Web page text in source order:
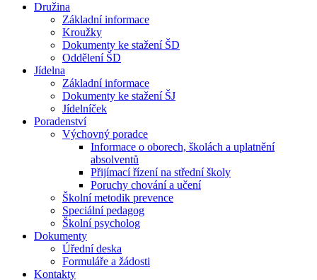
Družina
Základní informace
Kroužky
Dokumenty ke stažení ŠD
Oddělení ŠD
Jídelna
Základní informace
Dokumenty ke stažení ŠJ
Jídelníček
Poradenství
Výchovný poradce
Informace o oborech, školách a uplatnění
absolventů
Přijímací řízení na střední školy
Poruchy chování a učení
Školní metodik prevence
Speciální pedagog
Školní psycholog
Dokumenty
Úřední deska
Formuláře a žádosti
Kontakty